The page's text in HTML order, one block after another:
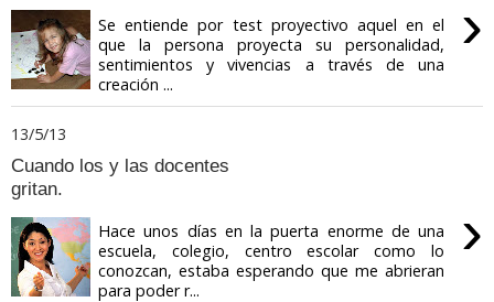
›
Se entiende por test proyectivo aquel en el
que la persona proyecta su personalidad,
sentimientos y vivencias a través de una
creación ...
13/5/13
Cuando los y las docentes
gritan.
›
Hace unos días en la puerta enorme de una
escuela, colegio, centro escolar como lo
conozcan, estaba esperando que me abrieran
para poder r...